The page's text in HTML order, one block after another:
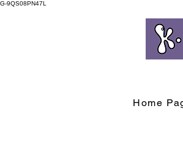
G-9QS08PN47L
Home